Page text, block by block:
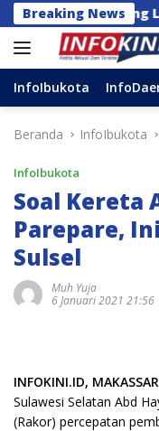
Langsung
ke
konten
Breaking News
Dorong Lima
InfoIbukota
Beranda InfoIbukota
InfoIbukota
Soal Kereta
Parepare,
Sulsel
Muh Yuja
6 Januari 2021 21:56
INFOKINI.ID, MAKASSAR
Sulawesi Selatan Abd
(Rakor) percepatan